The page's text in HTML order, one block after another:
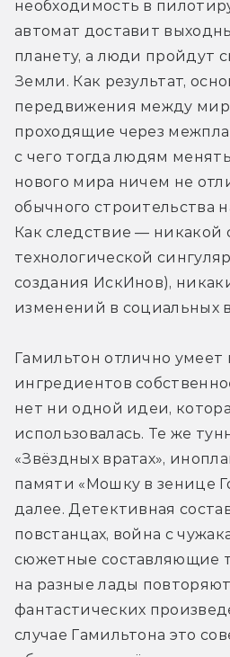
необходимость в
автомат доставит
планету, а люди пройдут
Земли. Как результат,
передвижения между
проходящие через
с чего тогда людям
нового мира ничем не
обычного строительства
Как следствие — никакой
технологической
создания ИскИнов),
изменений в социальных
Гамильтон отлично умеет
ингредиентов
нет ни одной идеи,
использовалась. Те же
«Звёздных вратах»,
памяти «Мошку в зенице
далее. Детективная
повстанцах, война с
сюжетные составляющие
на разные лады
фантастических
случае Гамильтона это